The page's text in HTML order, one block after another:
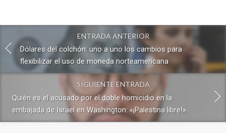
ENTRADA ANTERIOR
Dólares del colchón: uno a uno los cambios para
flexibilizar el uso de moneda norteamericana
SIGUIENTE ENTRADA
Quién es el acusado por el doble homicidio en la
embajada de Israel en Washington: «¡Palestina libre!»